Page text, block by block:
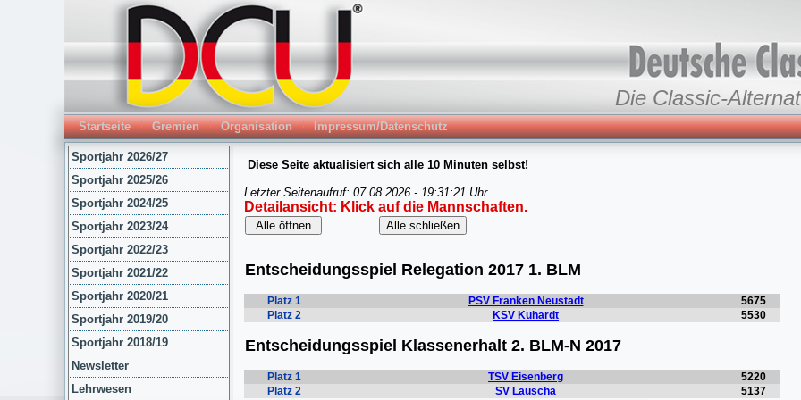
Die Classic-
Startseite Gremien Organisation Impressum/Datenschutz
Sportjahr 2026/27
Sportjahr 2025/26
Sportjahr 2024/25
Sportjahr 2023/24
Sportjahr 2022/23
Sportjahr 2021/22
Sportjahr 2020/21
Sportjahr 2019/20
Sportjahr 2018/19
Newsletter
Lehrwesen